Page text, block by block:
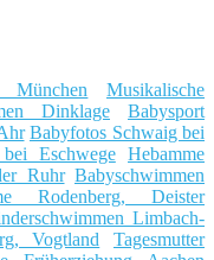
Musikalische
Dinklage
Babysport
Babyfotos Schwaig bei
Eschwege
Hebamme
Ruhr Babyschwimmen
Rodenberg, Deister
Limbach-
Vogtland
Tagesmutter